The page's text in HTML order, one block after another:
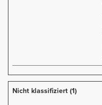
Nicht klassifiziert (1)